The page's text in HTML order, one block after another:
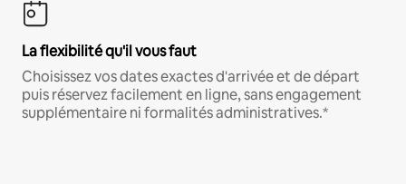
La flexibilité qu'il vous faut
Choisissez vos dates exactes d'arrivée et de départ
puis réservez facilement en ligne, sans engagement
supplémentaire ni formalités administratives.*